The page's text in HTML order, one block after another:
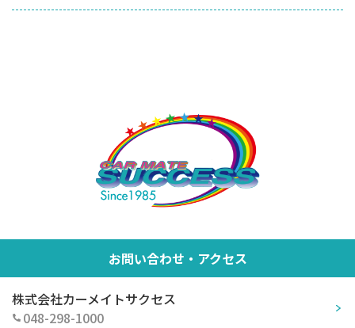
お問い合わせ・アクセス
株式会社カーメイトサクセス
048-298-1000